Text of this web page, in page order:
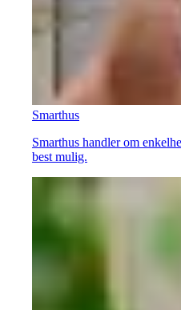
Smarthus
Smarthus handler om
best mulig.